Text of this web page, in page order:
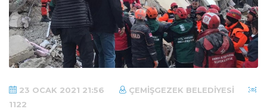
23 OCAK 2021 21:56
ÇEMIŞGEZEK BELEDIYESI
1122